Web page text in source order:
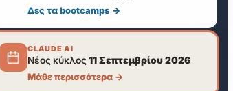
Δες τα bootcamps →
CLAUDE AI
Νέος κύκλος11 Σεπτεμβρίου 2026
Μάθε περισσότερα →